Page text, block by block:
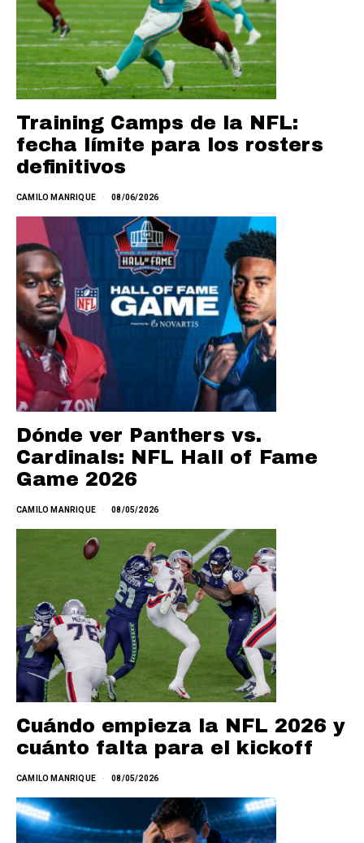
Training Camps de la NFL:
fecha límite para los rosters
definitivos
CAMILO MANRIQUE 08/06/2026
Dónde ver Panthers vs.
Cardinals: NFL Hall of Fame
Game 2026
CAMILO MANRIQUE 08/05/2026
Cuándo empieza la NFL 2026 y
cuánto falta para el kickoff
CAMILO MANRIQUE 08/05/2026